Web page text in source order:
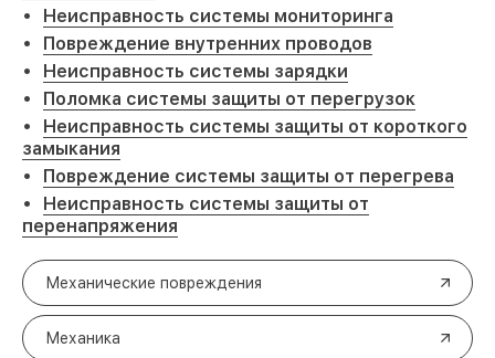
Неисправность системы мониторинга
Повреждение внутренних проводов
Неисправность системы зарядки
Поломка системы защиты от перегрузок
Неисправность системы защиты от короткого
замыкания
Повреждение системы защиты от перегрева
Неисправность системы защиты от
перенапряжения
Механические повреждения
Механика